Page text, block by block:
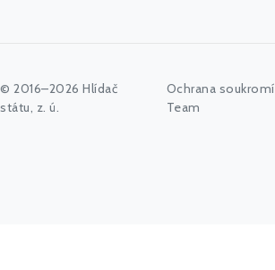
© 2016–2026 Hlídač
státu, z. ú.
Ochrana soukromí
Team